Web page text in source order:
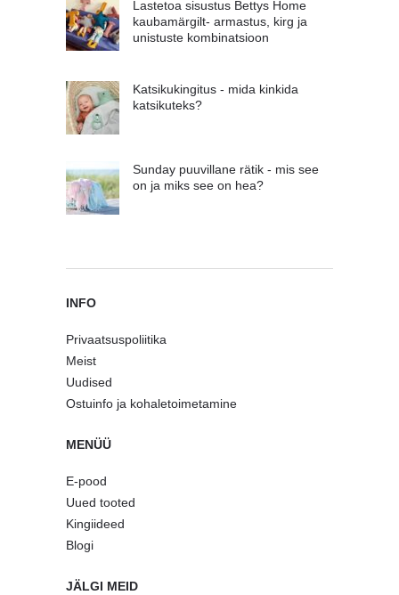
Lastetoa sisustus Bettys Home
kaubamärgilt- armastus, kirg ja
unistuste kombinatsioon
Katsikukingitus - mida kinkida
katsikuteks?
Sunday puuvillane rätik - mis see
on ja miks see on hea?
INFO
Privaatsuspoliitika
Meist
Uudised
Ostuinfo ja kohaletoimetamine
MENÜÜ
E-pood
Uued tooted
Kingiideed
Blogi
JÄLGI MEID